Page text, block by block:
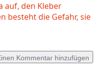
auf, den Kleber
besteht die Gefahr, sie
Kommentar hinzufügen